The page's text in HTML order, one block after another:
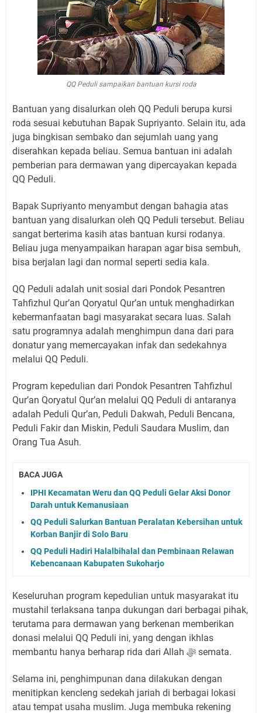
QQ Peduli sampaikan bantuan kursi roda
Bantuan yang disalurkan oleh QQ Peduli berupa kursi
roda sesuai kebutuhan Bapak Supriyanto. Selain itu, ada
juga bingkisan sembako dan sejumlah uang yang
diserahkan kepada beliau. Semua bantuan ini adalah
pemberian para dermawan yang dipercayakan kepada
QQ Peduli.
Bapak Supriyanto menyambut dengan bahagia atas
bantuan yang disalurkan oleh QQ Peduli tersebut. Beliau
sangat berterima kasih atas bantuan kursi rodanya.
Beliau juga menyampaikan harapan agar bisa sembuh,
bisa berjalan lagi dan normal seperti sedia kala.
QQ Peduli adalah unit sosial dari Pondok Pesantren
Tahfizhul Qur’an Qoryatul Qur’an untuk menghadirkan
kebermanfaatan bagi masyarakat secara luas. Salah
satu programnya adalah menghimpun dana dari para
donatur yang memercayakan infak dan sedekahnya
melalui QQ Peduli.
Program kepedulian dari Pondok Pesantren Tahfizhul
Qur’an Qoryatul Qur’an melalui QQ Peduli di antaranya
adalah Peduli Qur’an, Peduli Dakwah, Peduli Bencana,
Peduli Fakir dan Miskin, Peduli Saudara Muslim, dan
Orang Tua Asuh.
BACA JUGA
IPHI Kecamatan Weru dan QQ Peduli Gelar Aksi Donor
Darah untuk Kemanusiaan
QQ Peduli Salurkan Bantuan Peralatan Kebersihan untuk
Korban Banjir di Solo Baru
QQ Peduli Hadiri Halalbihalal dan Pembinaan Relawan
Kebencanaan Kabupaten Sukoharjo
Keseluruhan program kepedulian untuk masyarakat itu
mustahil terlaksana tanpa dukungan dari berbagai pihak,
terutama para dermawan yang berkenan memberikan
donasi melalui QQ Peduli ini, yang dengan ikhlas
membantu hanya berharap rida dari Allah ﷻ semata.
Selama ini, penghimpunan dana dilakukan dengan
menitipkan kencleng sedekah jariah di berbagai lokasi
atau tempat usaha muslim. Juga membuka rekening